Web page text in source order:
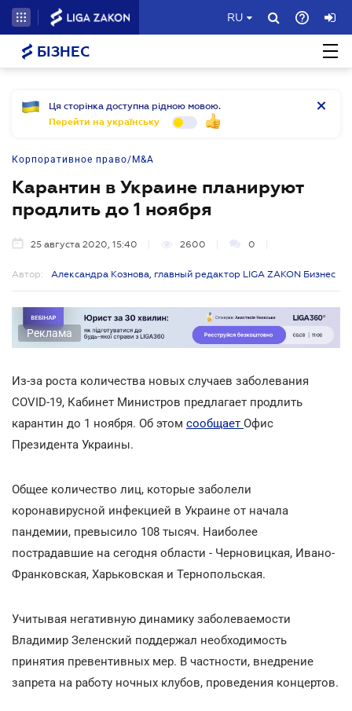
RU
БІЗНЕС
Ця сторінка доступна рідною мовою.
Перейти на українську
Корпоративное право/M&A
Карантин в Украине планируют
продлить до 1 ноября
25 августа 2020, 15:40 2600 0
Автор: Александра Кознова, главный редактор LIGA ZAKON Бизнес
Реклама
Из-за роста количества новых случаев заболевания
COVID-19, Кабинет Министров предлагает продлить
карантин до 1 ноября. Об этом сообщает Офис
Президента Украины.
Общее количество лиц, которые заболели
коронавирусной инфекцией в Украине от начала
пандемии, превысило 108 тысяч. Наиболее
пострадавшие на сегодня области - Черновицкая, Ивано-
Франковская, Харьковская и Тернопольская.
Учитывая негативную динамику заболеваемости
Владимир Зеленский поддержал необходимость
принятия превентивных мер. В частности, внедрение
запрета на работу ночных клубов, проведения концертов.